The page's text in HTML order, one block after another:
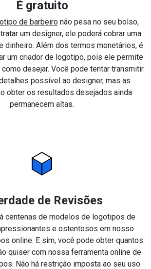
É gratuito
de barbeironão pesa no seu bolso,
um designer, ele poderá cobrar uma
dinheiro. Além dos termos monetários, é
um criador de logotipo, pois ele permite
desejar. Você pode tentar transmitir
possível ao designer, mas as
obter os resultados desejados ainda
permanecem altas.
de Revisões
centenas de modelos de logotipos de
e ostentosos em nosso
online. E sim, você pode obter quantos
quiser com nossa ferramenta online de
Não há restrição imposta ao seu uso.